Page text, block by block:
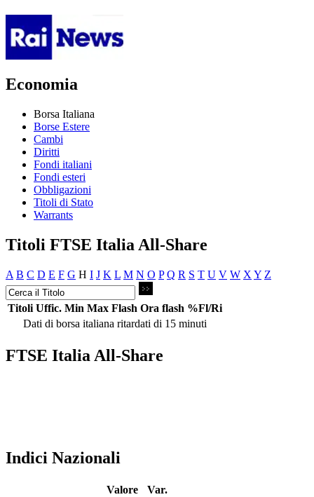
Economia
Borsa Italiana
Borse Estere
Cambi
Diritti
Fondi italiani
Fondi esteri
Obbligazioni
Titoli di Stato
Warrants
Titoli FTSE Italia All-Share
A B C D E F G H I J K L M N O P Q R S T U V W X Y Z
Titoli Uffic. Min Max Flash Ora flash %Fl/Ri
Dati di borsa italiana ritardati di 15 minuti
FTSE Italia All-Share
Indici Nazionali
Valore
Var.